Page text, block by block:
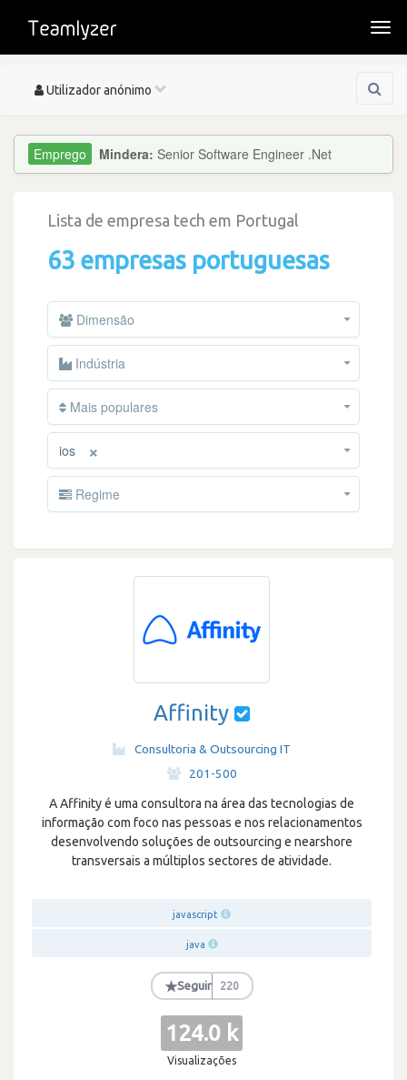
Toggle
Utilizador anónimo
Mindera: Senior Software Engineer .Net
Lista de empresa tech em Portugal
63 empresas portuguesas
Dimensão
Indústria
Mais populares
×
ios
Regime
Affinity
Consultoria & Outsourcing IT
201-500
A Affinity é uma consultora na área das tecnologias de
informação com foco nas pessoas e nos relacionamentos
desenvolvendo soluções de outsourcing e nearshore
transversais a múltiplos sectores de atividade.
javascript
java
★Seguir 220
124.0 k
Visualizações